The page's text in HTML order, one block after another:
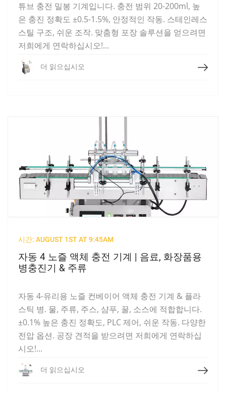
튜브 충전 밀봉 기계입니다. 충전 범위 20-200ml, 높
은 충진 정확도 ±0.5-1.5%, 안정적인 작동. 스테인레스
스틸 구조, 쉬운 조작. 맞춤형 포장 솔루션을 얻으려면
저희에게 연락하십시오!...
더 읽으십시오 더 읽으십시오
시간: AUGUST 1ST AT 9:45AM
자동 4 노즐 액체 충전 기계 | 음료, 화장품용
병충진기 & 주류
자동 4-유리용 노즐 컨베이어 액체 충전 기계 & 플라
스틱 병. 물, 주류, 주스, 샴푸, 꿀, 소스에 적합합니다.
±0.1% 높은 충진 정확도, PLC 제어, 쉬운 작동. 다양한
전압 옵션. 공장 견적을 받으려면 저희에게 연락하십
시오!...
더 읽으십시오 더 읽으십시오